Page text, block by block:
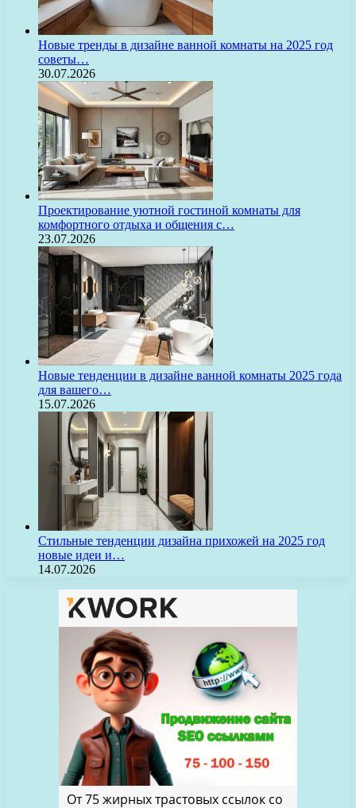
Новые тренды в дизайне ванной комнаты на 2025 год
советы…
30.07.2026
Проектирование уютной гостиной комнаты для
комфортного отдыха и общения с…
23.07.2026
Новые тенденции в дизайне ванной комнаты 2025 года
для вашего…
15.07.2026
Стильные тенденции дизайна прихожей на 2025 год
новые идеи и…
14.07.2026